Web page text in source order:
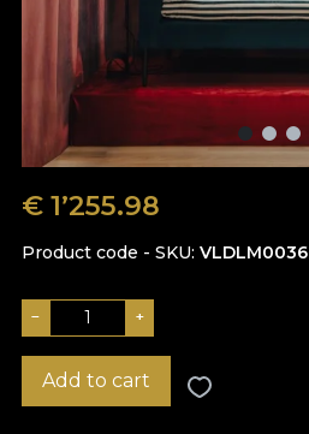
€ 1’255.98
Product code - SKU VLDLM0036
− +
Add to cart